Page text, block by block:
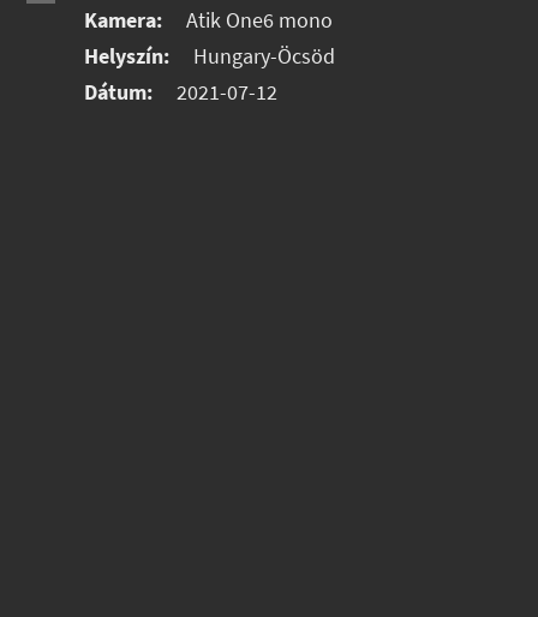
Kamera:
Atik One6 mono
Helyszín:
Hungary-Öcsöd
Dátum:
2021-07-12